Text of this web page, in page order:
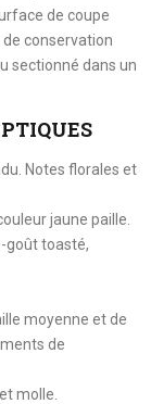
de coupe
conservation
sectionné dans un
Notes florales et
jaune paille.
goût toasté,
moyenne et de
de
molle.